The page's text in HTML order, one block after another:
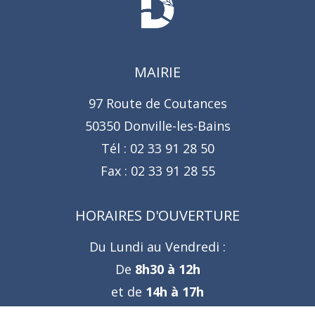
MAIRIE
97 Route de Coutances
50350 Donville-les-Bains
Tél : 02 33 91 28 50
Fax : 02 33 91 28 55
HORAIRES D'OUVERTURE
Du Lundi au Vendredi :
De 8h30 à 12h
et de 14h à 17h